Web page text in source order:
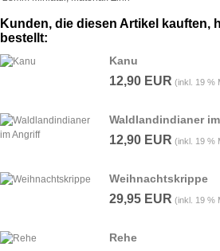
Kunden, die diesen Artikel kauften,
bestellt:
Kanu
12,90 EUR (inkl. 19 %
Waldlandindianer
12,90 EUR (inkl. 19 %
Weihnachtskrippe
29,95 EUR (inkl. 19 %
Rehe